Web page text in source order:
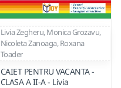
Livia Zegheru, Monica Grozavu,
Nicoleta Zanoaga, Roxana
Toader
CAIET PENTRU VACANTA -
CLASA A II-A - Livia